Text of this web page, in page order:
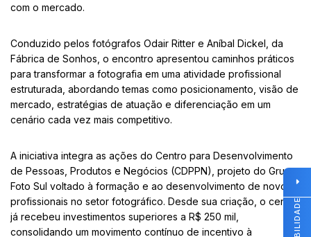
com o mercado.
Conduzido pelos fotógrafos Odair Ritter e Aníbal Dickel, da
Fábrica de Sonhos, o encontro apresentou caminhos práticos
para transformar a fotografia em uma atividade profissional
estruturada, abordando temas como posicionamento, visão de
mercado, estratégias de atuação e diferenciação em um
cenário cada vez mais competitivo.
A iniciativa integra as ações do Centro para Desenvolvimento
de Pessoas, Produtos e Negócios (CDPPN), projeto do Grupo
Foto Sul voltado à formação e ao desenvolvimento de novos
profissionais no setor fotográfico. Desde sua criação, o centro
já recebeu investimentos superiores a R$ 250 mil,
consolidando um movimento contínuo de incentivo à